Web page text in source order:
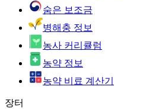
숨은 보조금
병해충 정보
농사 커리큘럼
농약 정보
농약 비료 계산기
장터